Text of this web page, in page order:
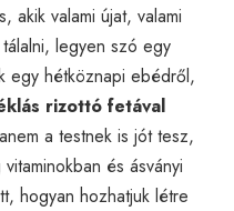
akik valami újat, valami
legyen szó egy
egy hétköznapi ebédről,
rizottó fetával
a testnek is jót tesz,
és ásványi
hogyan hozhatjuk létre